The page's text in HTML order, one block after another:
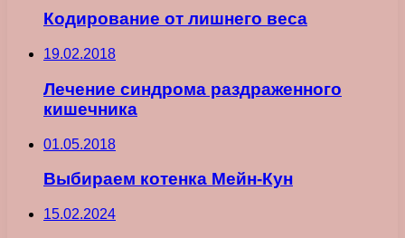
Кодирование от лишнего веса
19.02.2018
Лечение синдрома раздраженного
кишечника
01.05.2018
Выбираем котенка Мейн-Кун
15.02.2024